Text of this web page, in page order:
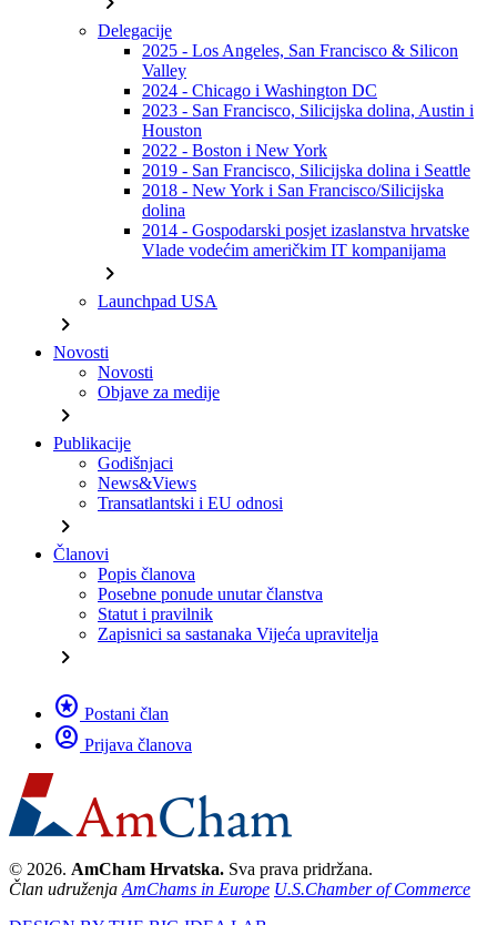
Delegacije
2025 - Los Angeles, San Francisco & Silicon
Valley
2024 - Chicago i Washington DC
2023 - San Francisco, Silicijska dolina, Austin i
Houston
2022 - Boston i New York
2019 - San Francisco, Silicijska dolina i Seattle
2018 - New York i San Francisco/Silicijska
dolina
2014 - Gospodarski posjet izaslanstva hrvatske
Vlade vodećim američkim IT kompanijama
chevron_right
Launchpad USA
chevron_right
Novosti
Novosti
Objave za medije
chevron_right
Publikacije
Godišnjaci
News&Views
Transatlantski i EU odnosi
chevron_right
Članovi
Popis članova
Posebne ponude unutar članstva
Statut i pravilnik
Zapisnici sa sastanaka Vijeća upravitelja
chevron_right
stars Postani član
account_circle Prijava članova
© 2026. AmCham Hrvatska. Sva prava pridržana.
Član udruženja AmChams in Europe U.S.Chamber of Commerce